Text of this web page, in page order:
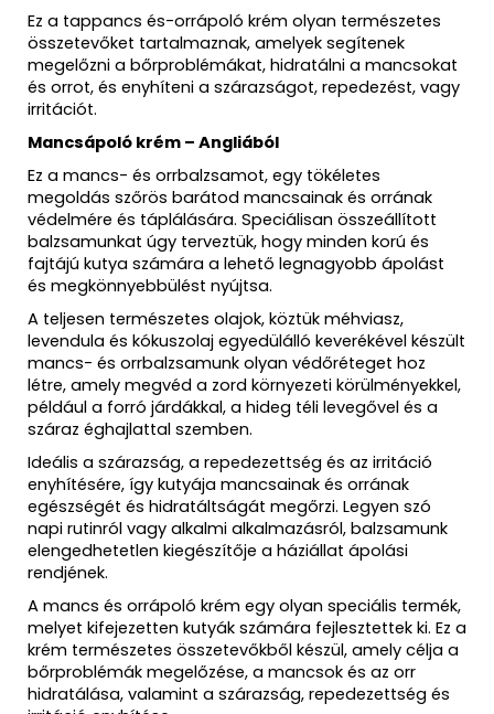
Ez a tappancs és-orrápoló krém olyan természetes
összetevőket tartalmaznak, amelyek segítenek
megelőzni a bőrproblémákat, hidratálni a mancsokat
és orrot, és enyhíteni a szárazságot, repedezést, vagy
irritációt.
Mancsápoló krém – Angliából
Ez a mancs- és orrbalzsamot, egy tökéletes
megoldás szőrös barátod mancsainak és orrának
védelmére és táplálására. Speciálisan összeállított
balzsamunkat úgy terveztük, hogy minden korú és
fajtájú kutya számára a lehető legnagyobb ápolást
és megkönnyebbülést nyújtsa.
A teljesen természetes olajok, köztük méhviasz,
levendula és kókuszolaj egyedülálló keverékével készült
mancs- és orrbalzsamunk olyan védőréteget hoz
létre, amely megvéd a zord környezeti körülményekkel,
például a forró járdákkal, a hideg téli levegővel és a
száraz éghajlattal szemben.
Ideális a szárazság, a repedezettség és az irritáció
enyhítésére, így kutyája mancsainak és orrának
egészségét és hidratáltságát megőrzi. Legyen szó
napi rutinról vagy alkalmi alkalmazásról, balzsamunk
elengedhetetlen kiegészítője a háziállat ápolási
rendjének.
A mancs és orrápoló krém egy olyan speciális termék,
melyet kifejezetten kutyák számára fejlesztettek ki. Ez a
krém természetes összetevőkből készül, amely célja a
bőrproblémák megelőzése, a mancsok és az orr
hidratálása, valamint a szárazság, repedezettség és